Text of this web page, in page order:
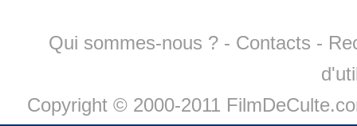
Qui sommes-nous ? - Contacts -
Copyright © 2000-2011